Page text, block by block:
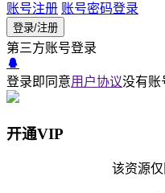
账号注册 账号密码登录
登录/注册
第三方账号登录
登录即同意用户协议没有账
开通VIP
该资源